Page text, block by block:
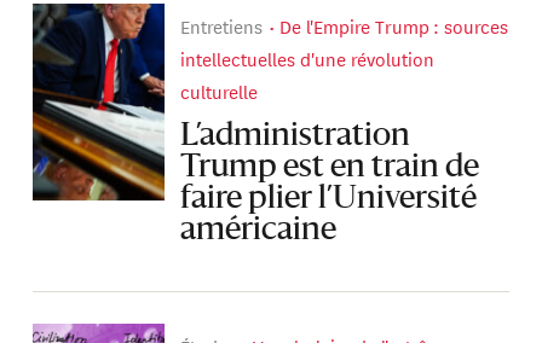
Entretiens
De l'Empire Trump : sources
intellectuelles d'une révolution
culturelle
L’administration
Trump est en train de
faire plier l’Université
américaine